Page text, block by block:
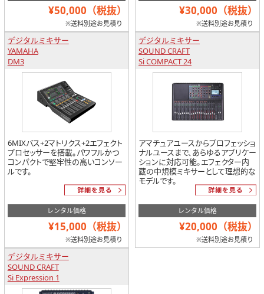
¥50,000（税抜）
※送料別途お見積り
¥30,000（税抜）
※送料別途お見積り
デジタルミキサー
YAMAHA
DM3
6MIXバス+2マトリクス+2エフェクト
プロセッサーを搭載。パワフルかつ
コンパクトで堅牢性の高いコンソー
ルです。
レンタル価格
¥15,000（税抜）
※送料別途お見積り
デジタルミキサー
SOUND CRAFT
Si COMPACT 24
アマチュアユースからプロフェッショ
ナルユースまで、あらゆるアプリケー
ションに対応可能。エフェクター内
蔵の中規模ミキサーとして理想的な
モデルです。
レンタル価格
¥20,000（税抜）
※送料別途お見積り
デジタルミキサー
SOUND CRAFT
Si Expression 1